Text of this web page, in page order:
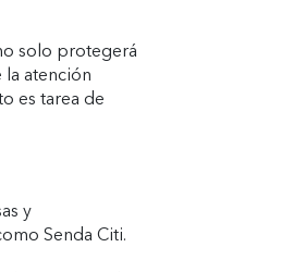
solo protegerá
la atención
es tarea de
y
Senda Citi.